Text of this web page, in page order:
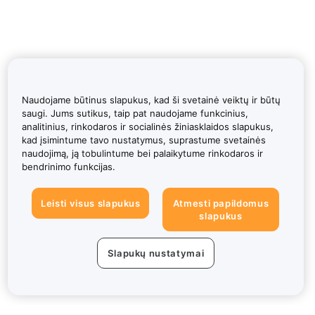
Naudojame būtinus slapukus, kad ši svetainė veiktų ir būtų
saugi. Jums sutikus, taip pat naudojame funkcinius,
analitinius, rinkodaros ir socialinės žiniasklaidos slapukus,
kad įsimintume tavo nustatymus, suprastume svetainės
naudojimą, ją tobulintume bei palaikytume rinkodaros ir
bendrinimo funkcijas.
Leisti visus slapukus
Atmesti papildomus
slapukus
Slapukų nustatymai